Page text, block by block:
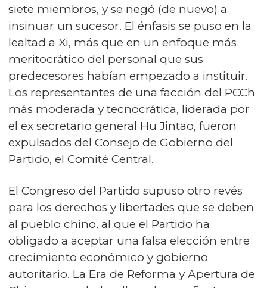
siete miembros, y se negó (de nuevo) a
insinuar un sucesor. El énfasis se puso en la
lealtad a Xi, más que en un enfoque más
meritocrático del personal que sus
predecesores habían empezado a instituir.
Los representantes de una facción del PCCh
más moderada y tecnocrática, liderada por
el ex secretario general Hu Jintao, fueron
expulsados del Consejo de Gobierno del
Partido, el Comité Central.
El Congreso del Partido supuso otro revés
para los derechos y libertades que se deben
al pueblo chino, al que el Partido ha
obligado a aceptar una falsa elección entre
crecimiento económico y gobierno
autoritario. La Era de Reforma y Apertura de